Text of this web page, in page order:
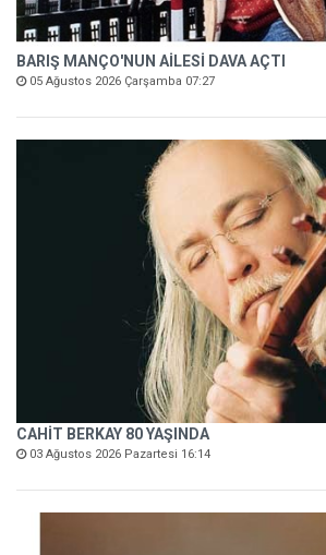
BARIŞ MANÇO'NUN AİLESİ DAVA AÇTI
05 Ağustos 2026 Çarşamba 07:27
CAHİT BERKAY 80 YAŞINDA
03 Ağustos 2026 Pazartesi 16:14